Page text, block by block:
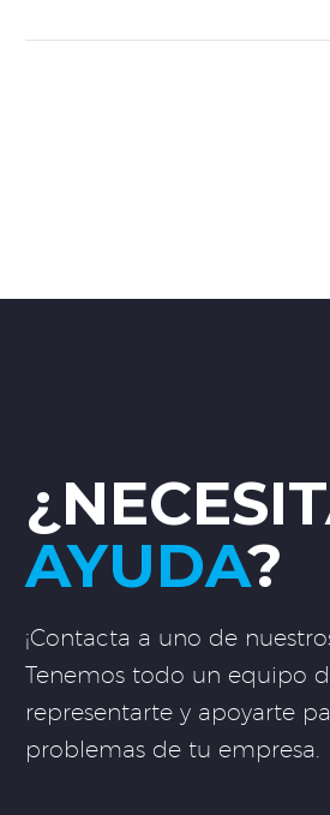
AYUDA?
¡Contacta a uno de
Tenemos todo un equipo
representarte y apoyarte
problemas de tu empresa.